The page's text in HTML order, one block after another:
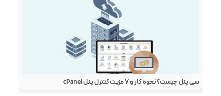
سی پنل چیست؟ نحوه کار و ۷ مزیت کنترل پنل cPanel